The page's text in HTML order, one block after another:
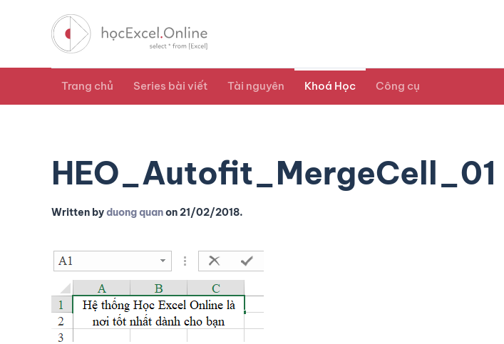
Trang chủ Series bài viết Tài nguyên Khoá Học Công cụ
HEO_Autofit_MergeCell_01
Written byduong quanon21/02/2018.